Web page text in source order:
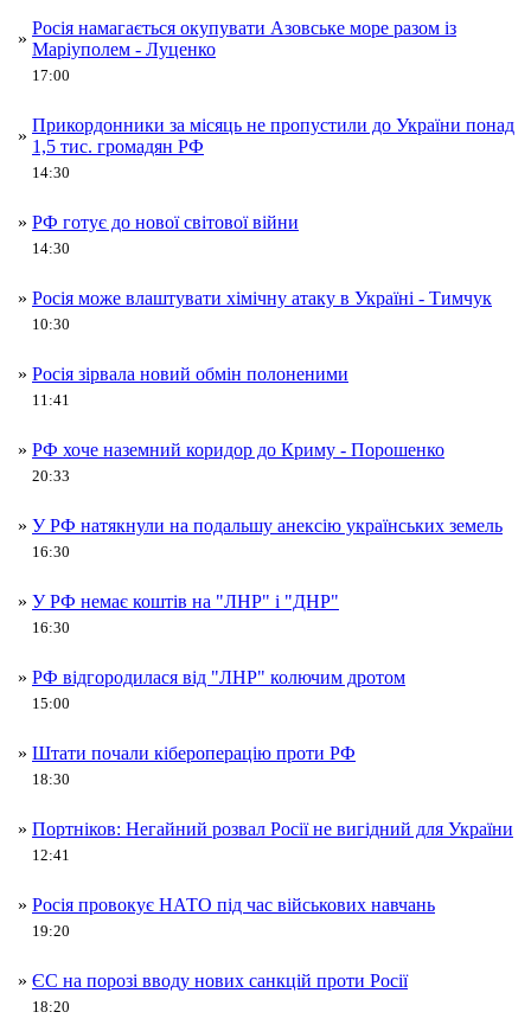
»
Росія намагається окупувати Азовське море разом із
Маріуполем - Луценко
17:00
»
Прикордонники за місяць не пропустили до України понад
1,5 тис. громадян РФ
14:30
» РФ готує до нової світової війни
14:30
» Росія може влаштувати хімічну атаку в Україні - Тимчук
10:30
» Росія зірвала новий обмін полоненими
11:41
» РФ хоче наземний коридор до Криму - Порошенко
20:33
» У РФ натякнули на подальшу анексію українських земель
16:30
» У РФ немає коштів на "ЛНР" і "ДНР"
16:30
» РФ відгородилася від "ЛНР" колючим дротом
15:00
» Штати почали кібероперацію проти РФ
18:30
» Портніков: Негайний розвал Росії не вигідний для України
12:41
» Росія провокує НАТО під час військових навчань
19:20
» ЄС на порозі вводу нових санкцій проти Росії
18:20